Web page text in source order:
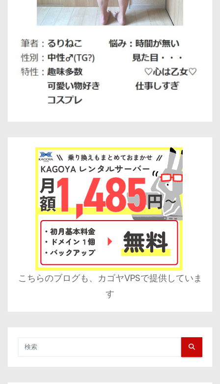
こちらのブログも、カゴヤVPSで提供していま
す